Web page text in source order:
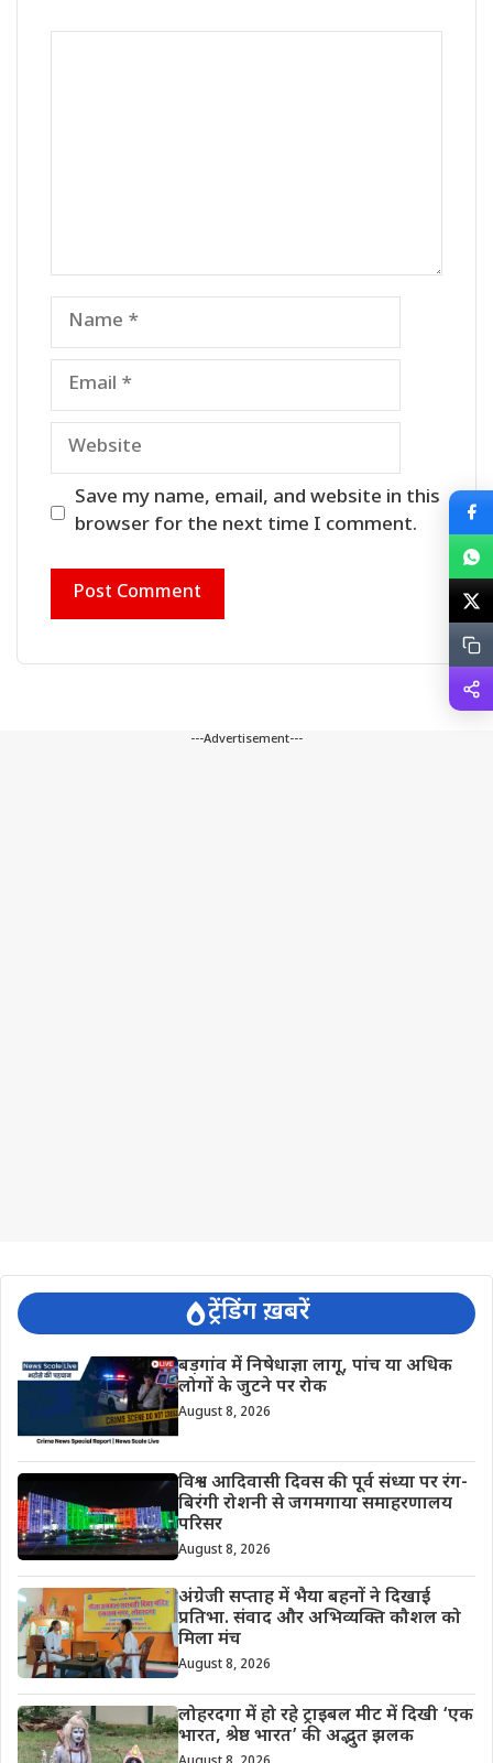
Name
Email
Website
Save my name, email, and website in this
browser for the next time I comment.
---Advertisement---
ट्रेंडिंग ख़बरें
बड़गांव में निषेधाज्ञा लागू, पांच या अधिक
लोगों के जुटने पर रोक
August 8, 2026
विश्व आदिवासी दिवस की पूर्व संध्या पर रंग-
बिरंगी रोशनी से जगमगाया समाहरणालय
परिसर
August 8, 2026
अंग्रेजी सप्ताह में भैया बहनों ने दिखाई
प्रतिभा. संवाद और अभिव्यक्ति कौशल को
मिला मंच
August 8, 2026
लोहरदगा में हो रहे ट्राइबल मीट में दिखी ‘एक
भारत, श्रेष्ठ भारत’ की अद्भुत झलक